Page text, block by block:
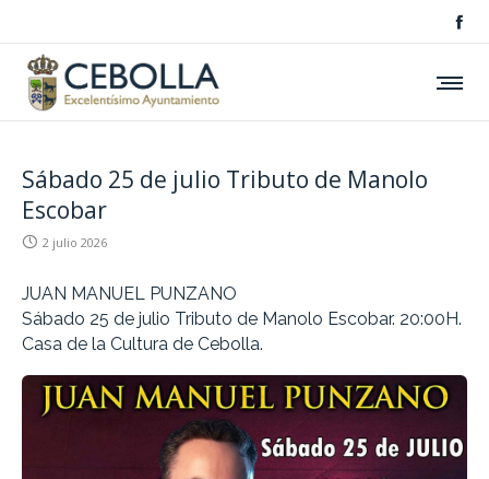
Sábado 25 de julio Tributo de Manolo
Escobar
2 julio 2026
JUAN MANUEL PUNZANO
Sábado 25 de julio Tributo de Manolo Escobar. 20:00H.
Casa de la Cultura de Cebolla.